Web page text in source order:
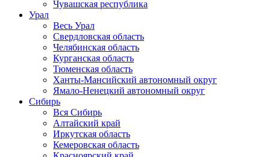
Чувашская республика
Урал
Весь Урал
Свердловская область
Челябинская область
Курганская область
Тюменская область
Ханты-Мансийский автономный округ
Ямало-Ненецкий автономный округ
Сибирь
Вся Сибирь
Алтайский край
Иркутская область
Кемеровская область